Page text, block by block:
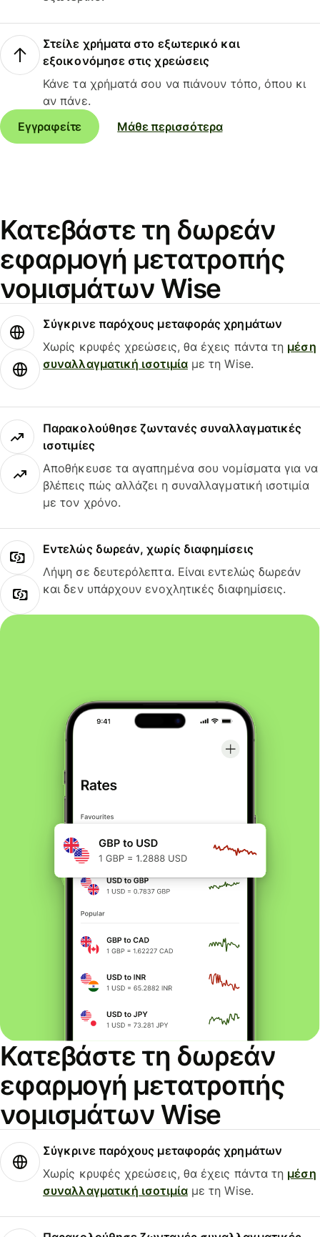
Στείλε χρήματα στο εξωτερικό και
εξοικονόμησε στις χρεώσεις
Κάνε τα χρήματά σου να πιάνουν τόπο, όπου κι
αν πάνε.
Εγγραφείτε
Μάθε περισσότερα
Κατεβάστε τη δωρεάν
εφαρμογή μετατροπής
νομισμάτων Wise
Σύγκρινε παρόχους μεταφοράς χρημάτων
Χωρίς κρυφές χρεώσεις, θα έχεις πάντα τη μέση
συναλλαγματική ισοτιμίαμε τη Wise.
Παρακολούθησε ζωντανές συναλλαγματικές
ισοτιμίες
Αποθήκευσε τα αγαπημένα σου νομίσματα για να
βλέπεις πώς αλλάζει η συναλλαγματική ισοτιμία
με τον χρόνο.
Εντελώς δωρεάν, χωρίς διαφημίσεις
Λήψη σε δευτερόλεπτα. Είναι εντελώς δωρεάν
και δεν υπάρχουν ενοχλητικές διαφημίσεις.
Κατεβάστε τη δωρεάν
εφαρμογή μετατροπής
νομισμάτων Wise
Σύγκρινε παρόχους μεταφοράς χρημάτων
Χωρίς κρυφές χρεώσεις, θα έχεις πάντα τη μέση
συναλλαγματική ισοτιμίαμε τη Wise.